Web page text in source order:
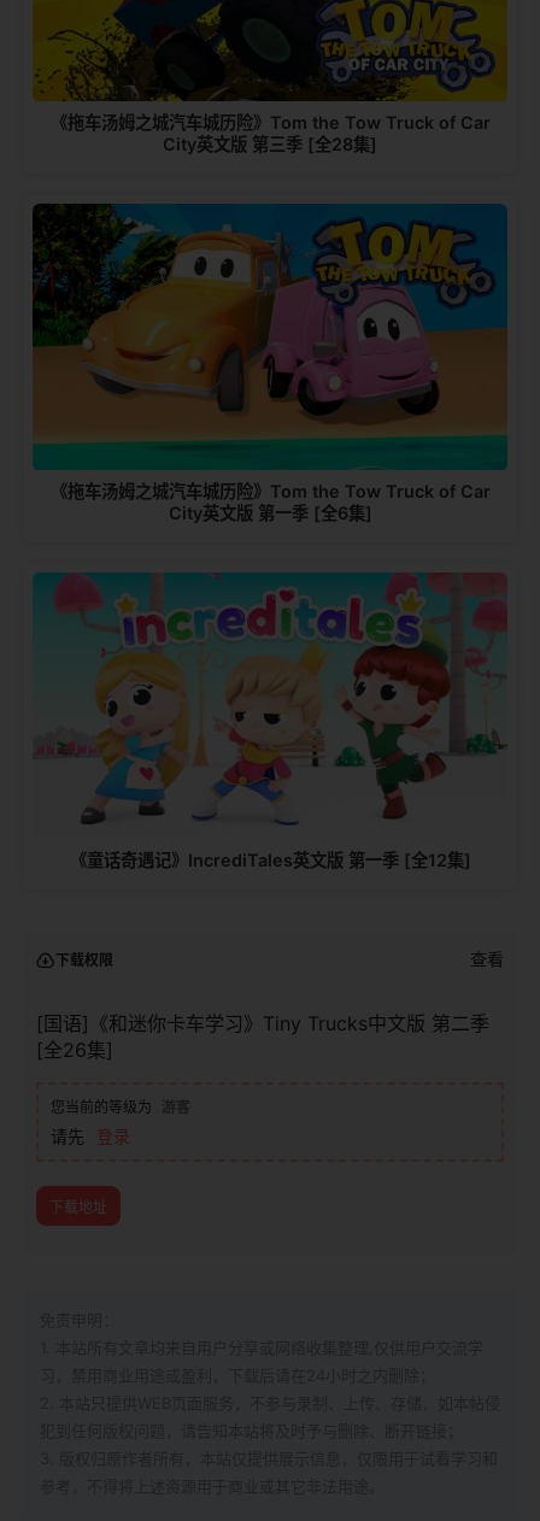
《拖车汤姆之城汽车城历险》Tom the Tow Truck of Car
City英文版 第三季 [全28集]
《拖车汤姆之城汽车城历险》Tom the Tow Truck of Car
City英文版 第一季 [全6集]
《童话奇遇记》IncrediTales英文版 第一季 [全12集]
下载权限 查看
[国语]《和迷你卡车学习》Tiny Trucks中文版 第二季
[全26集]
您当前的等级为 游客
请先 登录
下载地址